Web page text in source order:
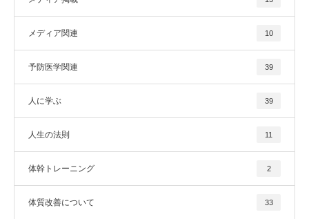
メディア関連 10
予防医学関連 39
人に学ぶ 39
人生の法則 11
体幹トレーニング 2
体質改善について 33